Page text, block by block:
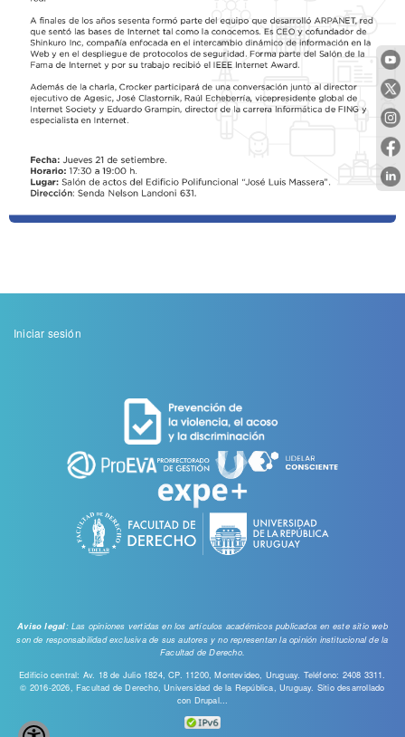
Menu
Iniciar sesión
Aviso legal: Las opiniones vertidas en los artículos académicos publicados en este sitio web
son de responsabilidad exclusiva de sus autores y no representan la opinión institucional de la
Facultad de Derecho.
Edificio central: Av. 18 de Julio 1824, CP. 11200, Montevideo, Uruguay. Teléfono: 2408 3311.
© 2016-2026, Facultad de Derecho, Universidad de la República, Uruguay. Sitio desarrollado
con Drupal...